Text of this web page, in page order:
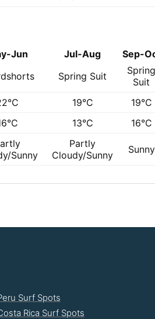
Jun Jul-Aug Sep-
Spring Suit
Spring
Suit
19°C 19°C
13°C 16°C
Sunny
Partly
Cloudy/Sunny
Sunny
Surf Spots
Rica Surf Spots